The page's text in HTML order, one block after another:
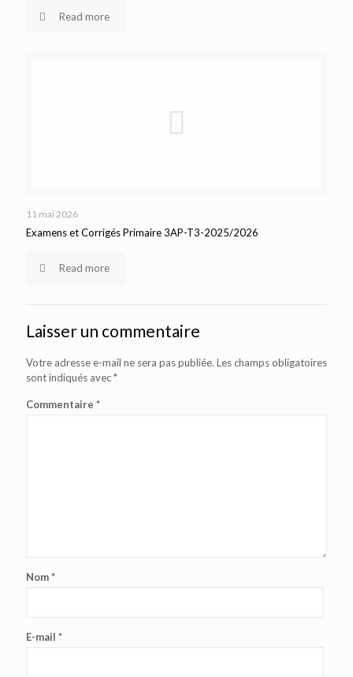
Read more
11 mai 2026
Examens et Corrigés Primaire 3AP-T3-2025/2026
Read more
Laisser un commentaire
Votre adresse e-mail ne sera pas publiée. Les champs obligatoires
sont indiqués avec*
Commentaire *
Nom*
E-mail *